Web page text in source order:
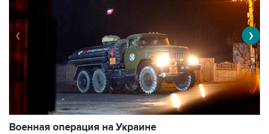
Военная операция на Украине
❮ ❯